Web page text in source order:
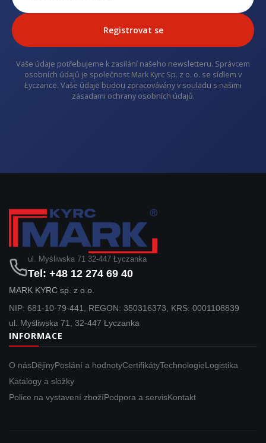
Registrovat se
Vaše údaje potřebujeme k zasílání našeho newsletteru. Správcem
osobních údajů je společnost Mark Kyrc Sp. z o. o. se sídlem v
Łyczance. Vaše údaje budou zpracovávány v souladu s našimi
zásadami ochrany osobních údajů.
ul. Myśliwska 71 32-447 Łyczanka
Tel: +48 12 274 69 40
MARK KYRC sp. z o.o.
NIP: 681-10-79-441, REGON: 350316373, KRS: 0001108839
ul. Myśliwska 71, 32-447 Łyczanka
INFORMACE
O násDějinyPoslání a hodnotyCertifikátyTechnologieLogistika
Katalogy a složky
Police na vystavení zbožíPodpora a servisKontakt